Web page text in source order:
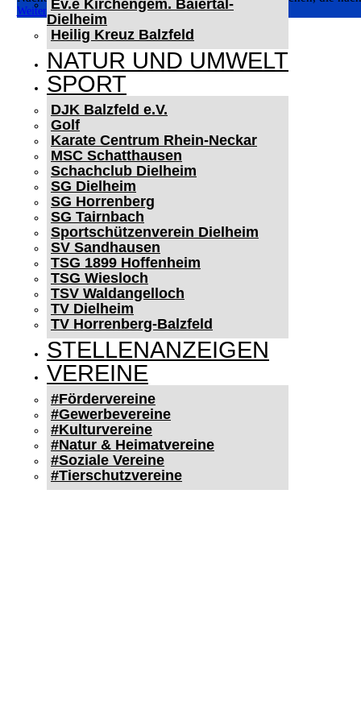
Ev.e Kirchengem. Baiertal-
Dielheim
Heilig Kreuz Balzfeld
NATUR UND UMWELT
SPORT
DJK Balzfeld e.V.
Golf
Karate Centrum Rhein-Neckar
MSC Schatthausen
Schachclub Dielheim
SG Dielheim
SG Horrenberg
SG Tairnbach
Sportschützenverein Dielheim
SV Sandhausen
TSG 1899 Hoffenheim
TSG Wiesloch
TSV Waldangelloch
TV Dielheim
TV Horrenberg-Balzfeld
STELLENANZEIGEN
VEREINE
#Fördervereine
#Gewerbevereine
#Kulturvereine
#Natur & Heimatvereine
#Soziale Vereine
#Tierschutzvereine
Weiterlesen